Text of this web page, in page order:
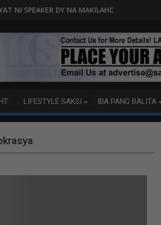
SA PAGBUO NG MGA BATAS
MALACAÑANG PINAAARAL
LIFESTYLE SAKSI IBA PANG BALITA